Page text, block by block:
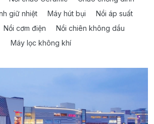
giữ nhiệt Máy hút bụi
Nồi áp suất
Nồi cơm điện
Nồi chiên không dầu
Máy lọc không khí